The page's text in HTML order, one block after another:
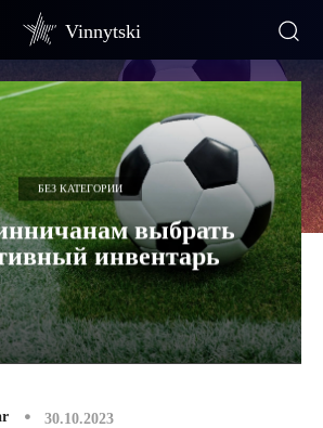
Vinnytski
БЕЗ КАТЕГОРИИ
выбрать
инвентарь
30.10.2023